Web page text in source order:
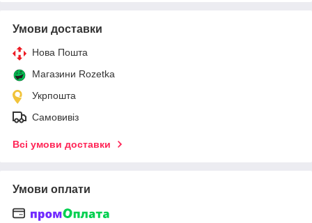
Умови доставки
Нова Пошта
Магазини Rozetka
Укрпошта
Самовивіз
Всі умови доставки
Умови оплати